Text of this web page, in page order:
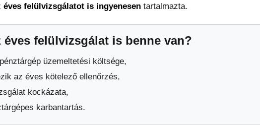
éves felülvizsgálatot is ingyenesen tartalmazta.
éves felülvizsgálat is benne van?
üzemeltetési költsége,
az éves kötelező ellenőrzés,
kockázata,
karbantartás.